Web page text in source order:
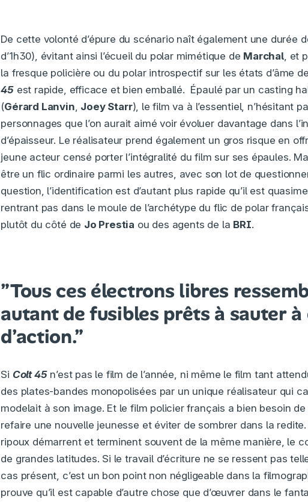
De cette volonté d’épure du scénario naît également une durée
d’1h30), évitant ainsi l’écueil du polar mimétique de Marchal, et
la fresque policière ou du polar introspectif sur les états d’âme
45est rapide, efficace et bien emballé. Épaulé par un casting
(Gérard Lanvin, Joey Starr), le film va à l’essentiel, n’hésitant
personnages que l’on aurait aimé voir évoluer davantage dans
d’épaisseur. Le réalisateur prend également un gros risque en
jeune acteur censé porter l’intégralité du film sur ses épaules.
être un flic ordinaire parmi les autres, avec son lot de
question, l’identification est d’autant plus rapide qu’il est
rentrant pas dans le moule de l’archétype du flic de polar
plutôt du côté de Jo Prestia ou des agents de la BRI.
”Tous ces électrons libres
autant de fusibles prêts à sauter à
d’action.”
Si Colt 45n’est pas le film de l’année, ni même le film tant
des plates-bandes monopolisées par un unique réalisateur qui
modelait à son image. Et le film policier français a bien besoin
refaire une nouvelle jeunesse et éviter de sombrer dans la
ripoux démarrent et terminent souvent de la même manière, le
de grandes latitudes. Si le travail d’écriture ne se ressent pas
cas présent, c’est un bon point non négligeable dans la
prouve qu’il est capable d’autre chose que d’œuvrer dans le